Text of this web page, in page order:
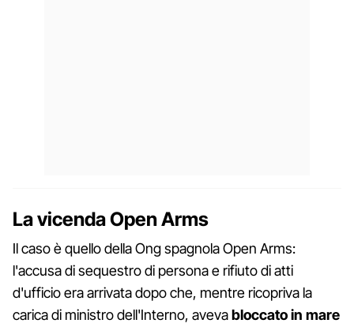
La vicenda Open Arms
Il caso è quello della Ong spagnola Open Arms:
l'accusa di sequestro di persona e rifiuto di atti
d'ufficio era arrivata dopo che, mentre ricopriva la
carica di ministro dell'Interno, avevabloccato in mare